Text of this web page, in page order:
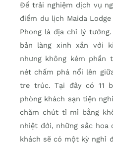
Để trải nghiệm dịch vụ
điểm du lịch Maida
Phong là địa chỉ lý
bản làng xinh xắn với
nhưng không kém phần
nét chấm phá nổi lên
tre trúc. Tại đây có 11
phòng khách sạn tiện
chăm chút tỉ mỉ bằng
nhiệt đới, những sắc hoa
khách sẽ có một kỳ nghỉ